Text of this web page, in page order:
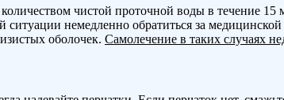
чистой проточной воды в течение
немедленно обратиться за
оболочек. Самолечение в таких случаях